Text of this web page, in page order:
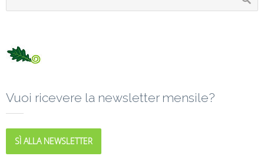
Vuoi ricevere la newsletter mensile?
SÌ ALLA NEWSLETTER